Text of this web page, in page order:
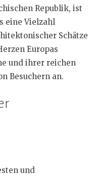
Republik, ist
eine Vielzahl
Schätze
Europas
und ihrer reichen
Besuchern an.
und